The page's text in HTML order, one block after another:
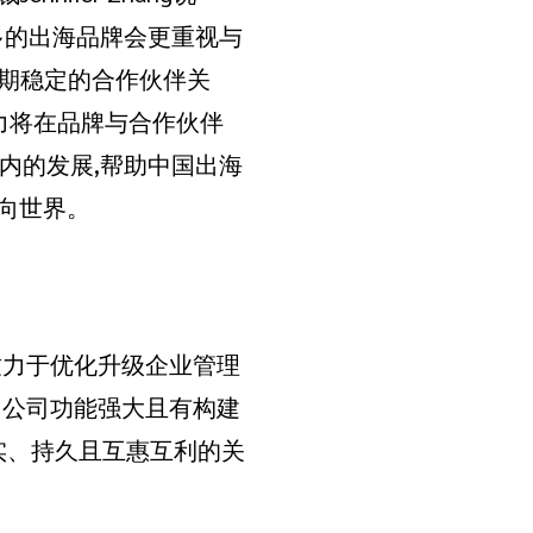
出海品牌会更重视与
稳定的合作伙伴关
在品牌与合作伙伴
的发展,帮助中国出海
界。
于优化升级企业管理
司功能强大且有构建
持久且互惠互利的关